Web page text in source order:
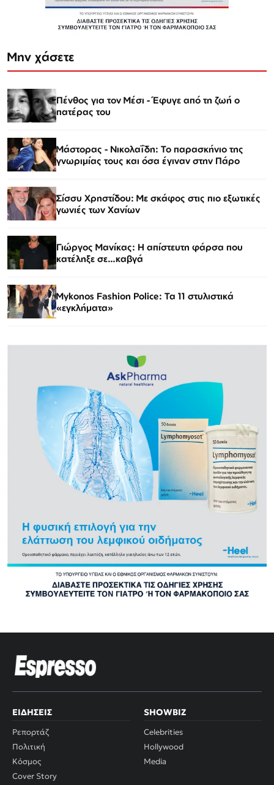
Μην χάσετε
Πένθος για τον Μέσι - Έφυγε από τη ζωή ο
πατέρας του
Μάστορας - Νικολαΐδη: Το παρασκήνιο της
γνωριμίας τους και όσα έγιναν στην Πάρο
Σίσσυ Χρηστίδου: Με σκάφος στις πιο εξωτικές
γωνιές των Χανίων
Γιώργος Μανίκας: Η απίστευτη φάρσα που
κατέληξε σε…καβγά
Mykonos Fashion Police: Τα 11 στυλιστικά
«εγκλήματα»
ΕΙΔΉΣΕΙΣ
Ρεπορτάζ
Πολιτική
Κόσμος
Cover Story
SHOWBIZ
Celebrities
Hollywood
Media